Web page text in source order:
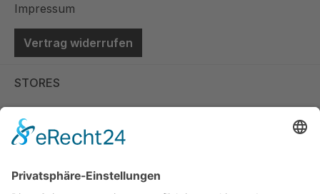
Impressum
Vertrag widerrufen
STORES
Store Viernheim
Store Berlin
Handelspartner Köln
SICHERE BEZAHLUNG